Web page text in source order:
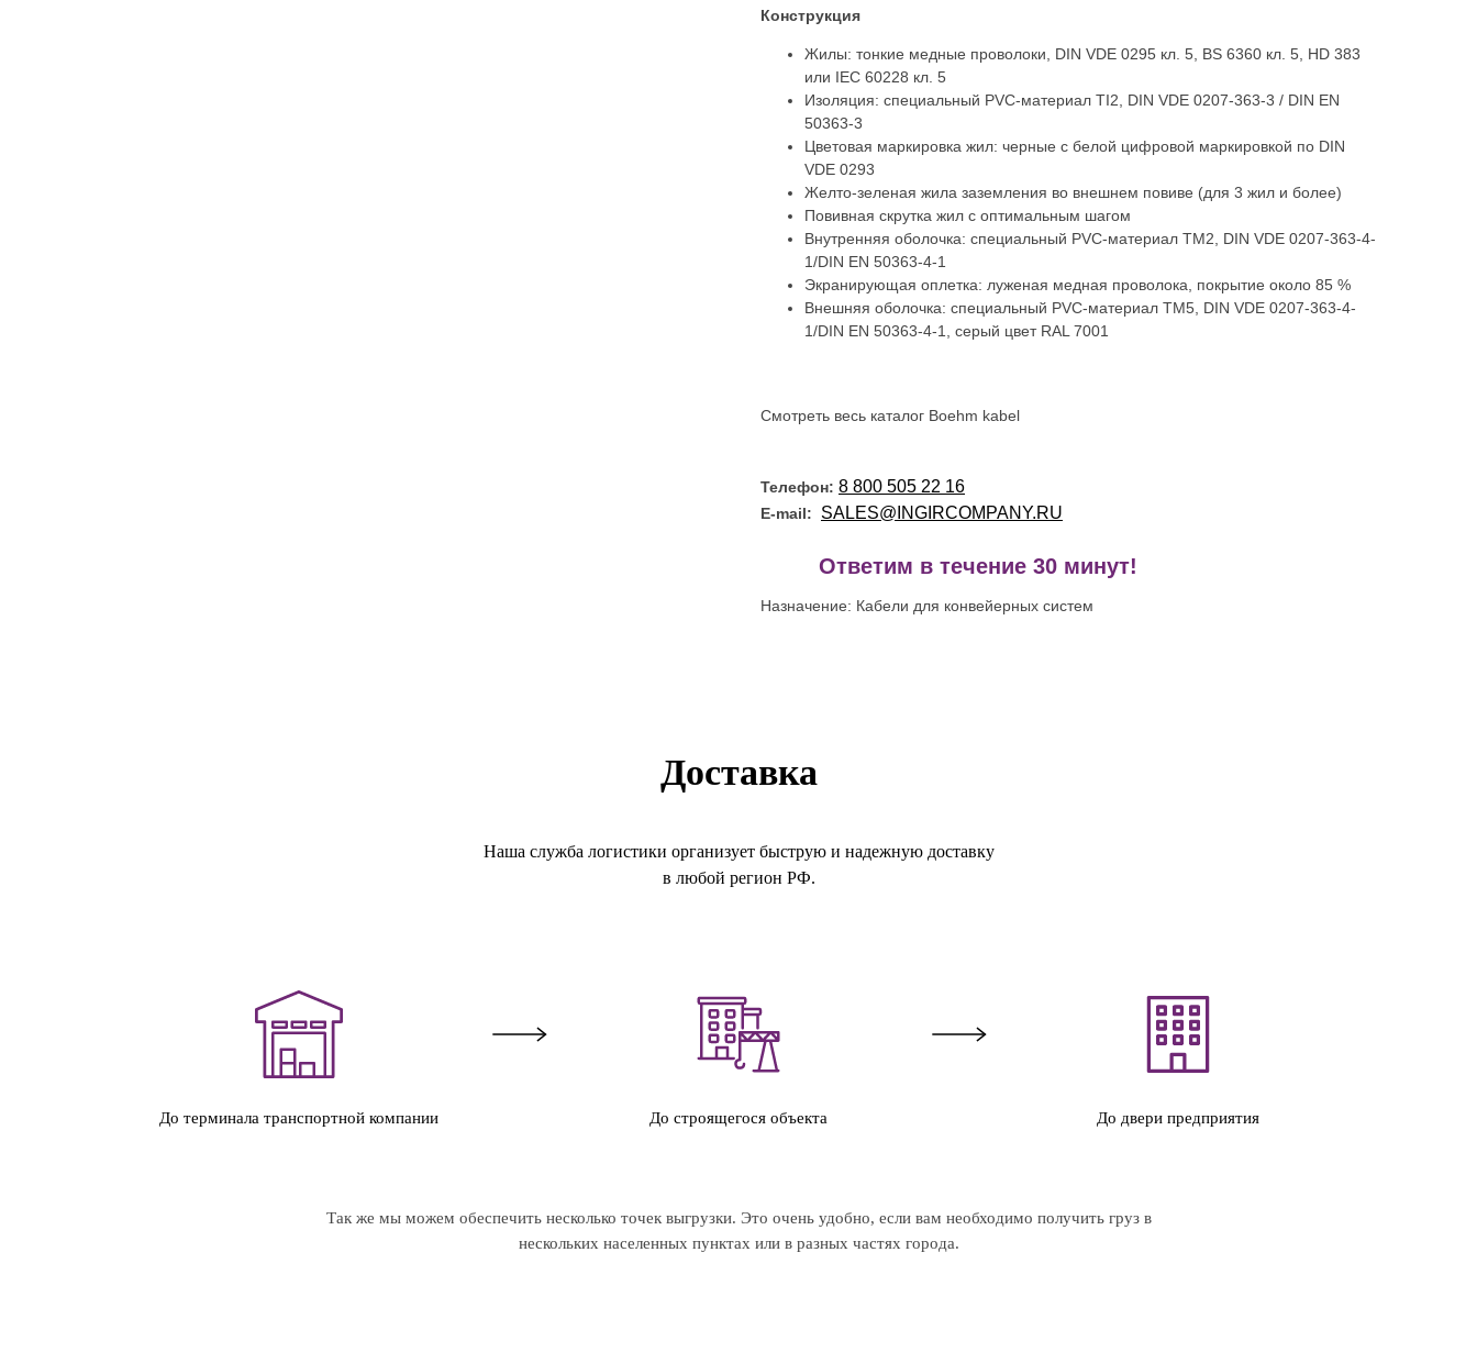
Конструкция
Жилы: тонкие медные проволоки, DIN VDE 0295 кл. 5, BS 6360 кл. 5, HD 383
или IEC 60228 кл. 5
Изоляция: специальный PVC-материал TI2, DIN VDE 0207-363-3 / DIN EN
50363-3
Цветовая маркировка жил: черные с белой цифровой маркировкой по DIN
VDE 0293
Желто-зеленая жила заземления во внешнем повиве (для 3 жил и более)
Повивная скрутка жил с оптимальным шагом
Внутренняя оболочка: специальный PVC-материал TM2, DIN VDE 0207-363-4-
1/DIN EN 50363-4-1
Экранирующая оплетка: луженая медная проволока, покрытие около 85 %
Внешняя оболочка: специальный PVC-материал TM5, DIN VDE 0207-363-4-
1/DIN EN 50363-4-1, серый цвет RAL 7001
Смотреть весь каталог Boehm kabel
Телефон: 8 800 505 22 16
E-mail: SALES@INGIRCOMPANY.RU
Ответим в течение 30 минут!
Назначение: Кабели для конвейерных систем
Доставка
Наша служба логистики организует быструю и надежную доставку
в любой регион РФ.
До терминала транспортной компании До строящегося объекта До двери предприятия
Так же мы можем обеспечить несколько точек выгрузки. Это очень удобно, если вам необходимо получить груз в
нескольких населенных пунктах или в разных частях города.